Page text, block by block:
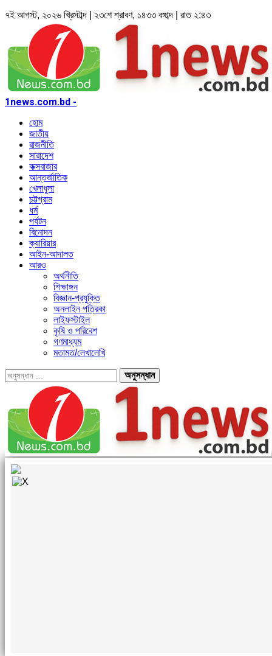
৭ই আগস্ট, ২০২৬ খ্রিস্টাব্দ | ২৩শে শ্রাবণ, ১৪৩৩ বঙ্গাব্দ | রাত ২:৪৩
1news.com.bd -
হোম
জাতীয়
রাজনীতি
সারাদেশ
কক্সবাজার
আন্তর্জাতিক
খেলাধুলা
চট্টগ্রাম
ধর্ম
পর্যটন
বিনোদন
ক্যারিয়ার
আইন-আদালত
আরও
অর্থনীতি
শিক্ষাঙ্গন
বিজ্ঞান-প্রযুক্তি
অনলাইন পত্রিকা
লাইফস্টাইল
কৃষি ও পরিবেশ
গণমাধ্যম
মতামত/লেখালেখি